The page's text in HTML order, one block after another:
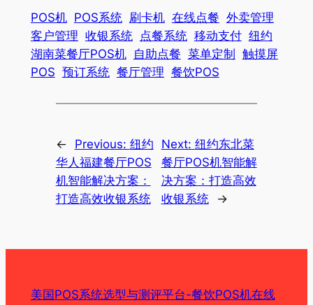
POS机 POS系统 刷卡机 在线点餐 外卖管理
客户管理 收银系统 点餐系统 移动支付 纽约
湖南菜餐厅POS机
自助点餐 菜单定制 触摸屏
POS 预订系统 餐厅管理 餐饮POS
← Previous: 纽约
华人福建餐厅POS
机智能解决方案：
打造高效收银系统
Next: 纽约东北菜
餐厅POS机智能解
决方案：打造高效
收银系统
→
美国POS系统选型与测评平台-餐饮POS机在线